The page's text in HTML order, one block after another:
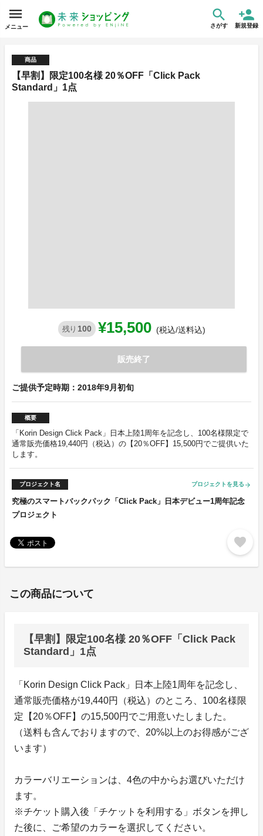
メニュー さがす 新規登録
商品
【早割】限定100名様 20％OFF「Click Pack
Standard」1点
残り 100 ¥15,500 (税込/送料込)
販売終了
ご提供予定時期：2018年9月初旬
概要
「Korin Design Click Pack」日本上陸1周年を記念し、100名様限定で
通常販売価格19,440円（税込）の【20％OFF】15,500円でご提供いた
します。
プロジェクト名 プロジェクトを見る arrow_forward
究極のスマートバックパック「Click Pack」日本デビュー1周年記念
プロジェクト
favorite
この商品について
【早割】限定100名様 20％OFF「Click Pack
Standard」1点
「Korin Design Click Pack」日本上陸1周年を記念し、
通常販売価格が19,440円（税込）のところ、100名様限
定【20％OFF】の15,500円でご用意いたしました。
（送料も含んでおりますので、20%以上のお得感がござ
います）
カラーバリエーションは、4色の中からお選びいただけ
ます。
※チケット購入後「チケットを利用する」ボタンを押し
た後に、ご希望のカラーを選択してください。